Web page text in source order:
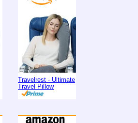
Travelrest - Ultimate
Travel Pillow